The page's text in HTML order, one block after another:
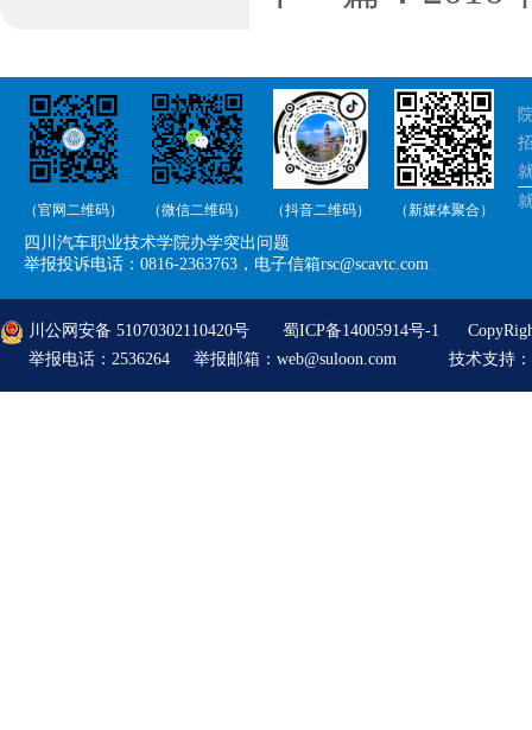
（官网二维码） （微信二维码） （抖音二维码） （新媒体聚合）
四川汽车职业技术学院办学突出问题
举报投诉电话：0816-2363763，电子信箱rsc@scavtc.com
川公网安备 51070302110420号 蜀ICP备14005914号-1
举报电话：2536264 举报邮箱：web@suloon.com
技术支持